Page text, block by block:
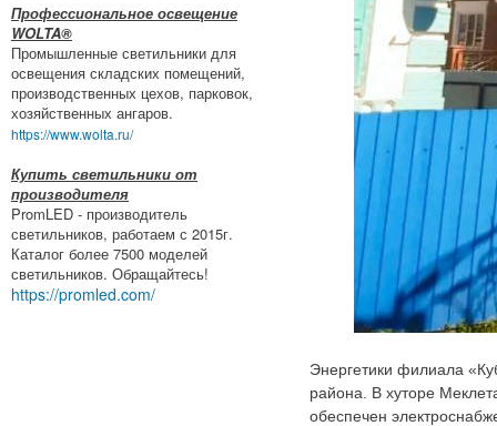
Профессиональное освещение
WOLTA®
Промышленные светильники для
освещения складских помещений,
производственных цехов, парковок,
хозяйственных ангаров.
https://www.wolta.ru/
Купить светильники от
производителя
PromLED - производитель
светильников, работаем с 2015г.
Каталог более 7500 моделей
светильников. Обращайтесь!
https://promled.com/
Энергетики филиала
района. В хуторе
обеспечен